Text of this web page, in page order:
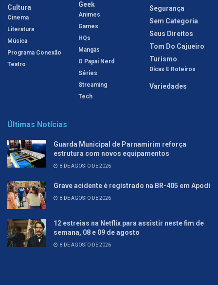
Cultura
Cinema
Literatura
Música
Programa Conexão
Teatro
Geek
Animes
Games
HQs
Mangás
O Papai Nerd
Séries
Streaming
Tech
Segurança
Sem Categoria
Seus Direitos
Tom Do Cajueiro
Turismo
Dicas E Roteiros
Variedades
Últimas Notícias
Guarda Municipal de Parnamirim reforça
estrutura com novos equipamentos
8 DE AGOSTO DE 2026
Grave acidente é registrado na BR-405 em Apodi
8 DE AGOSTO DE 2026
12 estreias na Netflix para assistir neste fim de
semana, 08 e 09 de agosto
8 DE AGOSTO DE 2026